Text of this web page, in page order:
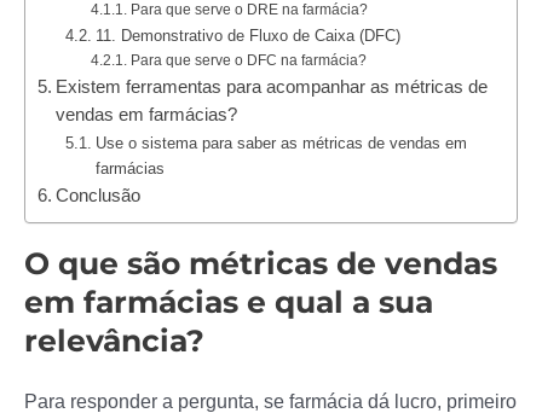
Para que serve o DRE na farmácia?
11. Demonstrativo de Fluxo de Caixa (DFC)
Para que serve o DFC na farmácia?
Existem ferramentas para acompanhar as métricas de
vendas em farmácias?
Use o sistema para saber as métricas de vendas em
farmácias
Conclusão
O que são métricas de vendas
em farmácias e qual a sua
relevância?
Para responder a pergunta, se farmácia dá lucro, primeiro